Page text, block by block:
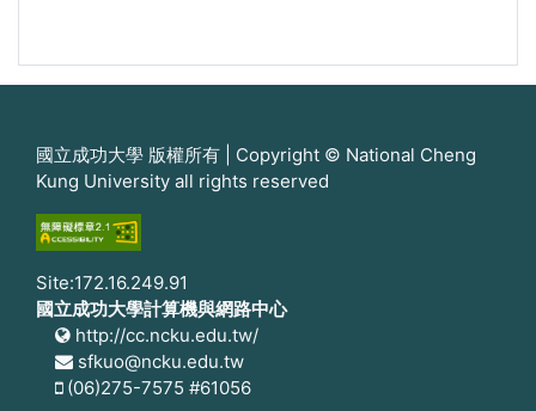
國立成功大學 版權所有 | Copyright © National Cheng
Kung University all rights reserved
Site:172.16.249.91
國立成功大學計算機與網路中心
http://cc.ncku.edu.tw/
sfkuo@ncku.edu.tw
(06)275-7575 #61056